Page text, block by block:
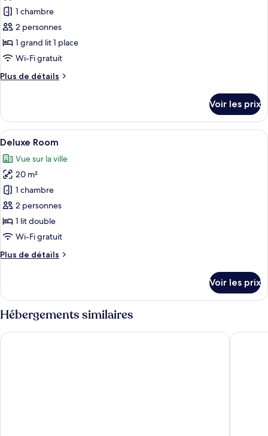
Studio
photos
pour
ce
type
chambre :
1 chambre
2 personnes
1 grand lit 1 place
Wi-Fi gratuit
Plus de détails
Plus
le
type
de
Compact
Room
Voir les prix
Afficher
toutes
les
photos
pour
ce
type
de
chambre :
Deluxe
Une chambre d’hôtel avec un grand
5
Deluxe Room
Vue sur la ville
20 m²
1 chambre
2 personnes
1 lit double
Wi-Fi gratuit
Plus de détails
Plus
le
type
de
Deluxe
Voir les prix
Hébergements similaires
Starhotels Excelsior Royal